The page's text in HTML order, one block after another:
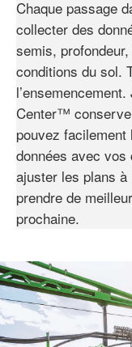
Chaque passage
collecter des
semis,
conditions du sol.
Center™ conserve
pouvez
données avec
ajuster les plans
prendre de
prochaine.